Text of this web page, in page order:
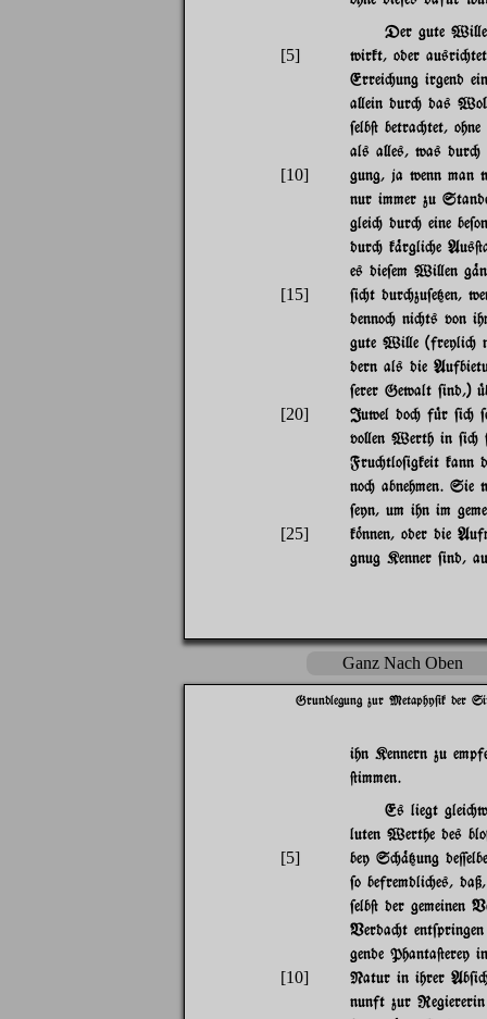
Der gute
[5]
wirkt, oder
Errei"ung irgend
a}ein dur" das
$elb@ betra"tet,
als a}es, was dur"
[10]
gung, ja wenn man
nur immer zu
glei" dur" eine
dur" k%rgli"e
es die$em Wi}en
[15]
$i"t dur"zu$e{en,
denno" ni"ts von
gute Wi}e (freyli"
dern als die
$erer Gewalt $ind,)
[20]
Juwel do" f|r $i"
vo}en Werth in $i"
Fru"tlo$igkeit kann
no" abnehmen. Sie
$eyn, um ihn im
[25]
k~nnen, oder die
gnug Kenner $ind,
Ganz Nach Oben
Grundlegung zur Metaphy$ik der
ihn Kennern zu
@immen.
Es liegt
luten Werthe des
[5]
bey S"%{ung
$o befremdli"es,
$elb@ der gemeinen
Verda"t
gende Phanta@erey
[10]
Natur in ihrer
nunft zur Regiererin